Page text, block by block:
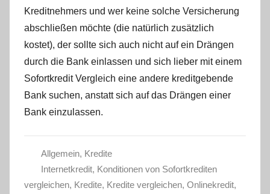
Kreditnehmers und wer keine solche Versicherung
abschließen möchte (die natürlich zusätzlich
kostet), der sollte sich auch nicht auf ein Drängen
durch die Bank einlassen und sich lieber mit einem
Sofortkredit Vergleich eine andere kreditgebende
Bank suchen, anstatt sich auf das Drängen einer
Bank einzulassen.
Allgemein, Kredite
Internetkredit, Konditionen von Sofortkrediten
vergleichen, Kredite, Kredite vergleichen, Onlinekredit,